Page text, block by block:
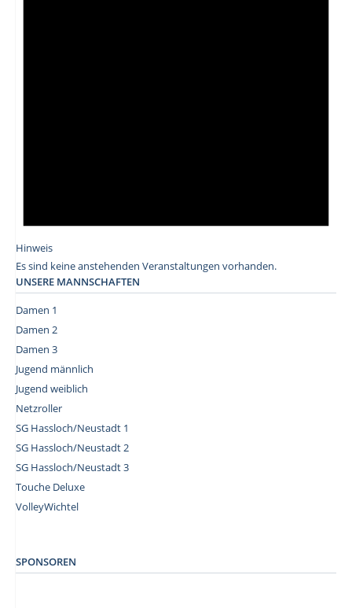
Hinweis
Es sind keine anstehenden Veranstaltungen vorhanden.
UNSERE MANNSCHAFTEN
Damen 1
Damen 2
Damen 3
Jugend männlich
Jugend weiblich
Netzroller
SG Hassloch/Neustadt 1
SG Hassloch/Neustadt 2
SG Hassloch/Neustadt 3
Touche Deluxe
VolleyWichtel
SPONSOREN